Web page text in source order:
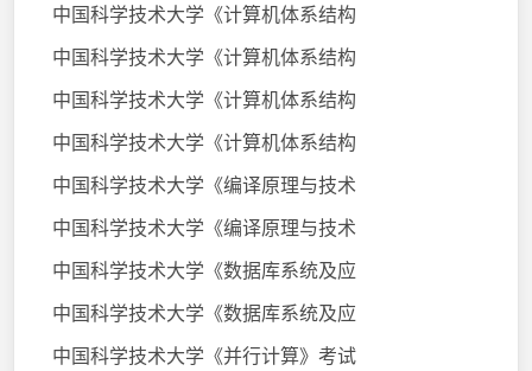
中国科学技术大学《计算机体系结构
中国科学技术大学《计算机体系结构
中国科学技术大学《计算机体系结构
中国科学技术大学《计算机体系结构
中国科学技术大学《编译原理与技术
中国科学技术大学《编译原理与技术
中国科学技术大学《数据库系统及应
中国科学技术大学《数据库系统及应
中国科学技术大学《并行计算》考试